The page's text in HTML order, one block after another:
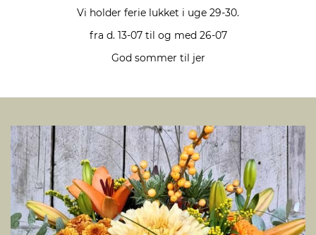
Vi holder ferie lukket i uge 29-30.
fra d. 13-07 til og med 26-07
God sommer til jer